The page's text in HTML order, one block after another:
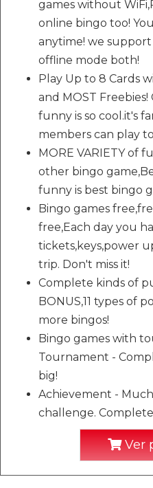
games without
online bingo too!
anytime! we
offline mode both!
Play Up to 8 Cards
and MOST
funny is so cool.it's
members can play
MORE VARIETY of
other bingo
funny is best bingo
Bingo games
free,Each day you
tickets,keys,power
trip. Don't miss it!
Complete kinds of
BONUS,11 types of
more bingos!
Bingo games with
Tournament -
big!
Achievement -
challenge.
Ver